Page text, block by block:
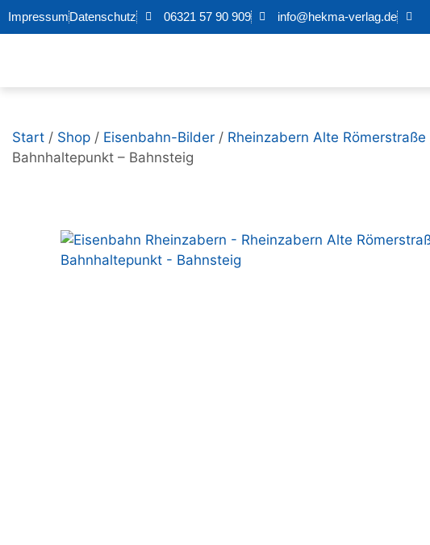
ImpressumDatenschutz 06321 57 90 909 info@hekma-verlag.de
Start / Shop / Eisenbahn-Bilder / Rheinzabern Alte Römerstraße
Bahnhaltepunkt – Bahnsteig